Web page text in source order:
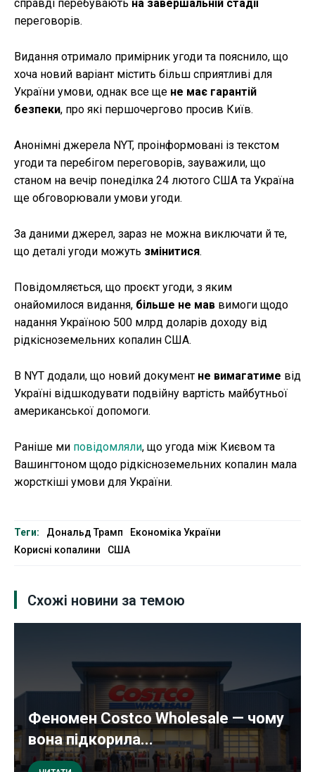
справді перебувають на завершальній стадії
переговорів.
Видання отримало примірник угоди та пояснило, що
хоча новий варіант містить більш сприятливі для
України умови, однак все ще не має гарантій
безпеки, про які першочергово просив Київ.
Анонімні джерела NYT, проінформовані із текстом
угоди та перебігом переговорів, зауважили, що
станом на вечір понеділка 24 лютого США та Україна
ще обговорювали умови угоди.
За даними джерел, зараз не можна виключати й те,
що деталі угоди можуть змінитися.
Повідомляється, що проєкт угоди, з яким
онайомилося видання, більше не мав вимоги щодо
надання Україною 500 млрд доларів доходу від
рідкісноземельних копалин США.
В NYT додали, що новий документ не вимагатиме від
Україні відшкодувати подвійну вартість майбутньої
американської допомоги.
Раніше ми повідомляли, що угода між Києвом та
Вашингтоном щодо рідкісноземельних копалин мала
жорсткіші умови для України.
Теги: Дональд Трамп
Економіка України
Корисні копалини
США
Схожі новини за темою
Феномен Costco Wholesale — чому
вона підкорила...